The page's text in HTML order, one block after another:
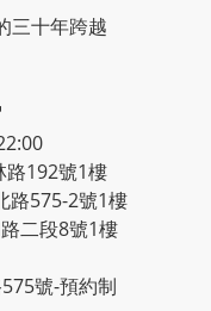
三十年跨越
192號1樓
路575-2號1樓
二段8號1樓
號-預約制